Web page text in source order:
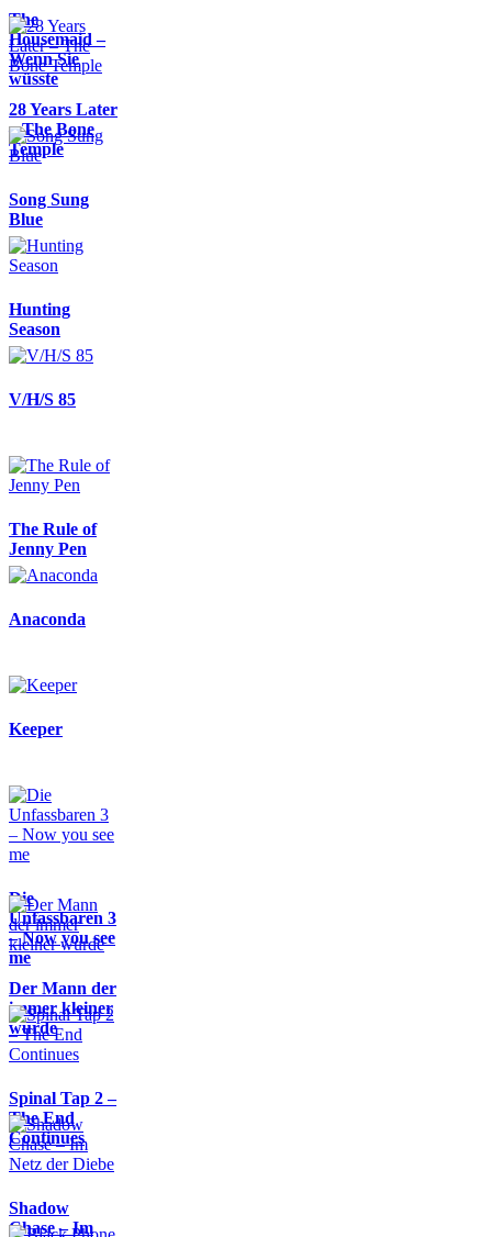
The
Housemaid –
Wenn Sie
wüsste
28 Years Later
– The Bone
Temple
Song Sung
Blue
Hunting
Season
V/H/S 85
The Rule of
Jenny Pen
Anaconda
Keeper
Die
Unfassbaren 3
– Now you see
me
Der Mann der
immer kleiner
wurde
Spinal Tap 2 –
The End
Continues
Shadow
Chase – Im